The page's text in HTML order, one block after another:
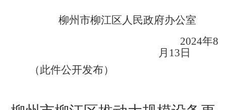
柳州市柳江区人民政府办公室
2024年8
月 13 日
（此件公开发布）